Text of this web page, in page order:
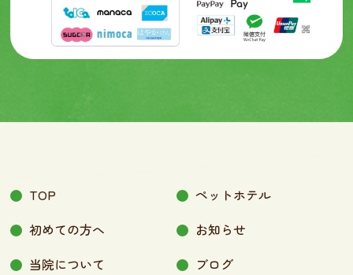
TOP
初めての方へ
当院について
ペットホテル
お知らせ
ブログ